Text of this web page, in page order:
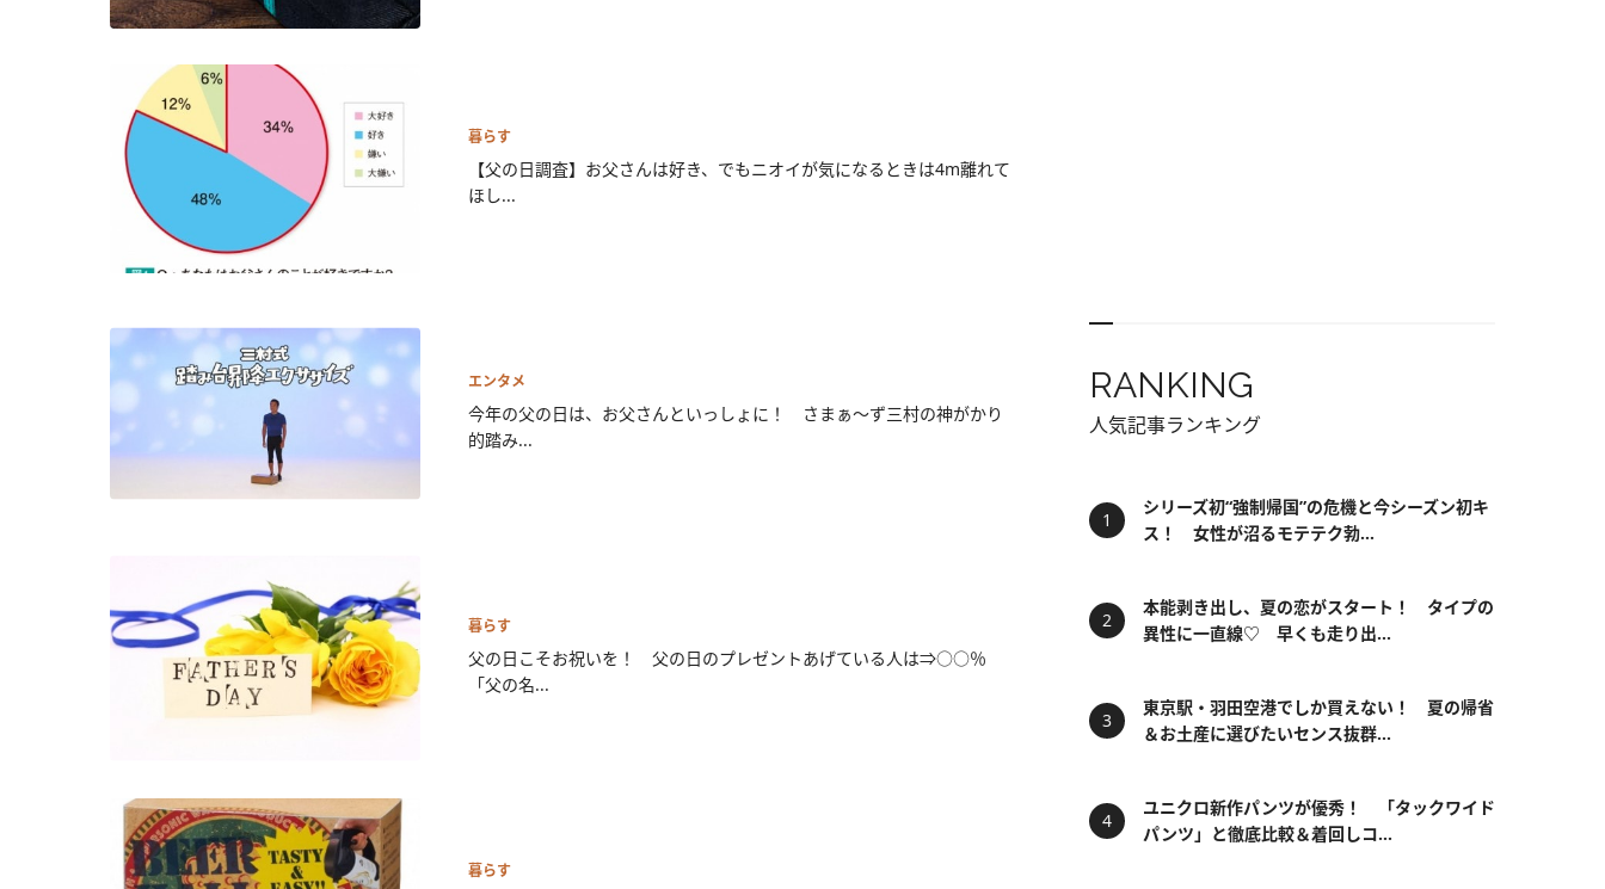
暮らす
【父の日調査】お父さんは好き、でもニオイが気になるときは4m離れて
ほし...
エンタメ
今年の父の日は、お父さんといっしょに！ さまぁ～ず三村の神がかり
的踏み...
暮らす
父の日こそお祝いを！ 父の日のプレゼントあげている人は⇒○○％
「父の名...
暮らす
RANKING
人気記事ランキング
シリーズ初“強制帰国”の危機と今シーズン初キ
ス！ 女性が沼るモテテク勃...
本能剥き出し、夏の恋がスタート！ タイプの
異性に一直線♡ 早くも走り出...
東京駅・羽田空港でしか買えない！ 夏の帰省
＆お土産に選びたいセンス抜群...
ユニクロ新作パンツが優秀！ 「タックワイド
パンツ」と徹底比較＆着回しコ...